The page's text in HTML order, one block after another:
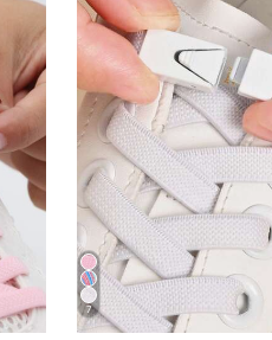
7